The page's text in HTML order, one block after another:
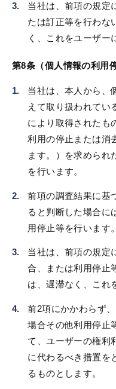
当社は、前項の規定
たは訂正等を行わな
く、これをユーザー
第8条（個人情報の利用
当社は、本人から、
えて取り扱われてい
により取得されたも
利用の停止または消
ます。）を求められ
を行います。
前項の調査結果に基
ると判断した場合に
用停止等を行います。
当社は、前項の規定
合、または利用停止
は、遅滞なく、これ
前2項にかかわらず
場合その他利用停止
て、ユーザーの権利
に代わるべき措置を
るものとします。